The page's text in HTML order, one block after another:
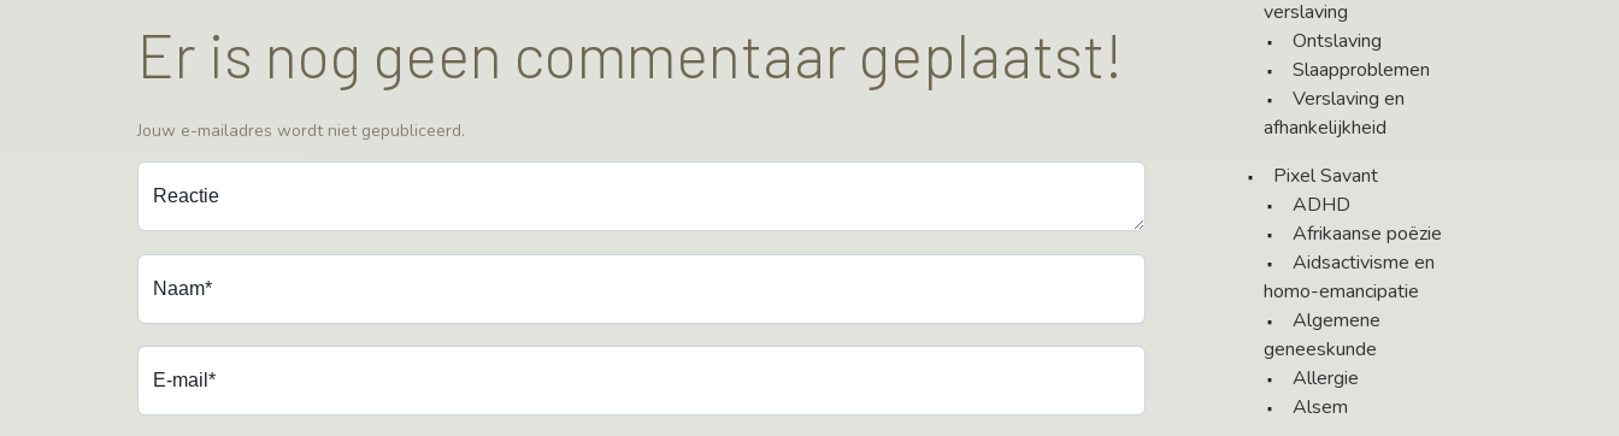
Er is nog geen commentaar geplaatst!
Jouw e-mailadres wordt niet gepubliceerd.
Reactie
Naam*
E-mail*
verslaving
Ontslaving
Slaapproblemen
Verslaving en
afhankelijkheid
Pixel Savant
ADHD
Afrikaanse poëzie
Aidsactivisme en
homo-emancipatie
Algemene
geneeskunde
Allergie
Alsem